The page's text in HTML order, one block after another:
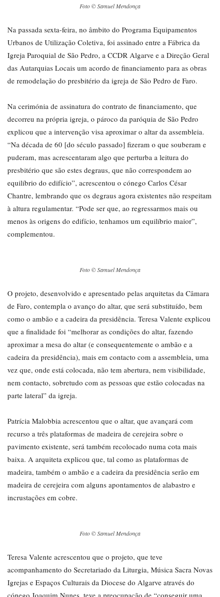
Foto © Samuel Mendonça
Na passada sexta-feira, no âmbito do Programa Equipamentos
Urbanos de Utilização Coletiva, foi assinado entre a Fábrica da
Igreja Paroquial de São Pedro, a CCDR Algarve e a Direção Geral
das Autarquias Locais um acordo de financiamento para as obras
de remodelação do presbitério da igreja de São Pedro de Faro.
Na cerimónia de assinatura do contrato de financiamento, que
decorreu na própria igreja, o pároco da paróquia de São Pedro
explicou que a intervenção visa aproximar o altar da assembleia.
“Na década de 60 [do século passado] fizeram o que souberam e
puderam, mas acrescentaram algo que perturba a leitura do
presbitério que são estes degraus, que não correspondem ao
equilíbrio do edifício”, acrescentou o cónego Carlos César
Chantre, lembrando que os degraus agora existentes não respeitam
à altura regulamentar. “Pode ser que, ao regressarmos mais ou
menos às origens do edifício, tenhamos um equilíbrio maior”,
complementou.
Foto © Samuel Mendonça
O projeto, desenvolvido e apresentado pelas arquitetas da Câmara
de Faro, contempla o avanço do altar, que será substituído, bem
como o ambão e a cadeira da presidência. Teresa Valente explicou
que a finalidade foi “melhorar as condições do altar, fazendo
aproximar a mesa do altar (e consequentemente o ambão e a
cadeira da presidência), mais em contacto com a assembleia, uma
vez que, onde está colocada, não tem abertura, nem visibilidade,
nem contacto, sobretudo com as pessoas que estão colocadas na
parte lateral” da igreja.
Patrícia Malobbia acrescentou que o altar, que avançará com
recurso a três plataformas de madeira de cerejeira sobre o
pavimento existente, será também recolocado numa cota mais
baixa. A arquiteta explicou que, tal como as plataformas de
madeira, também o ambão e a cadeira da presidência serão em
madeira de cerejeira com alguns apontamentos de alabastro e
incrustações em cobre.
Foto © Samuel Mendonça
Teresa Valente acrescentou que o projeto, que teve
acompanhamento do Secretariado da Liturgia, Música Sacra Novas
Igrejas e Espaços Culturais da Diocese do Algarve através do